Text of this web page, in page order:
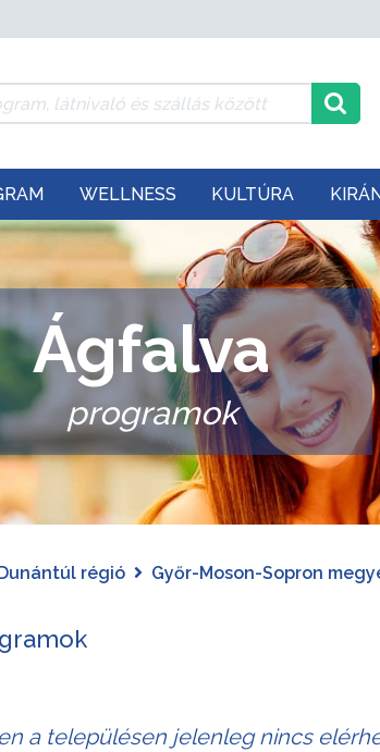
WELLNESS KULTÚRA
Ágfalva
programok
régió Győr-Moson-Sopron
a településen jelenleg nincs